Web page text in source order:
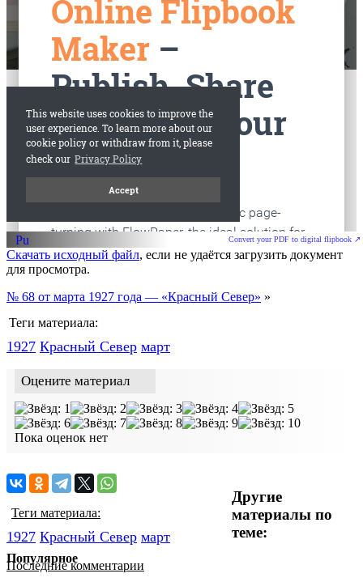
старые газеты
Convert your PDF to digital flipbook ↗
Скачать исходный файл, если не удаётся загрузить документ
для просмотра.
№ 68 от марта 1927 года — «Красный Север» »
Теги материала:
1927 Красный Cевер март
Оцените материал
Пока оценок нет
Другие
материалы по
теме:
Теги материала:
1927 Красный Cевер март
Последние комментарии
Популярное